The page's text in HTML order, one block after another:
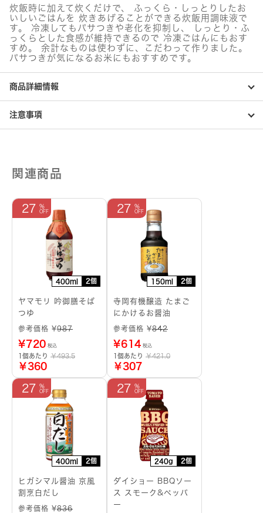
っ
く
ら
お
い
し
炊飯時に加えて炊くだけで、 ふっくら・しっとりしたお
いしいごはんを 炊きあげることができる炊飯用調味液で
す。 冷凍してもパサつきや老化を抑制し、 しっとり・ふ
っくらとした食感が維持できるので 冷凍ごはんにもおす
すめ。 余計なものは使わずに、こだわって作りました。
パサつきが気になるお米にもおすすめです。
商品詳細情報
注意事項
関連商品
400ml 2個
27
ヤマモリ 吟御膳そば
つゆ
参考価格 ¥987
¥720 税込
1個あたり ￥493.5
￥360
150ml 2個
27
寺岡有機醸造 たまご
にかけるお醤油
参考価格 ¥842
¥614 税込
1個あたり ￥421.0
￥307
400ml 2個
27
ヒガシマル醤油 京風
割烹白だし
参考価格 ¥836
240g 2個
27
ダイショー BBQソー
ス スモーク&ペッパ
ー